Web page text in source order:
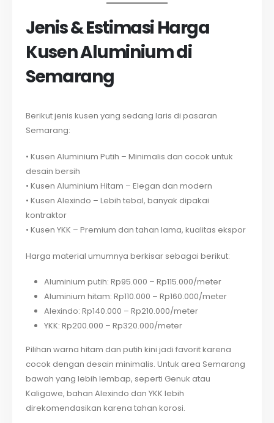
Jenis & Estimasi Harga
Kusen Aluminium di
Semarang
Berikut jenis kusen yang sedang laris di pasaran
Semarang:
• Kusen Aluminium Putih – Minimalis dan cocok untuk
desain bersih
• Kusen Aluminium Hitam – Elegan dan modern
• Kusen Alexindo – Lebih tebal, banyak dipakai
kontraktor
• Kusen YKK – Premium dan tahan lama, kualitas ekspor
Harga material umumnya berkisar sebagai berikut:
Aluminium putih: Rp95.000 – Rp115.000/meter
Aluminium hitam: Rp110.000 – Rp160.000/meter
Alexindo: Rp140.000 – Rp210.000/meter
YKK: Rp200.000 – Rp320.000/meter
Pilihan warna hitam dan putih kini jadi favorit karena
cocok dengan desain minimalis. Untuk area Semarang
bawah yang lebih lembap, seperti Genuk atau
Kaligawe, bahan Alexindo dan YKK lebih
direkomendasikan karena tahan korosi.